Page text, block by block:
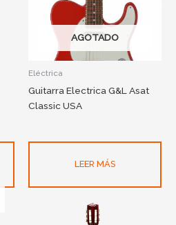
AGOTADO
Eléctrica
Guitarra Electrica G&L Asat
Classic USA
LEER MÁS